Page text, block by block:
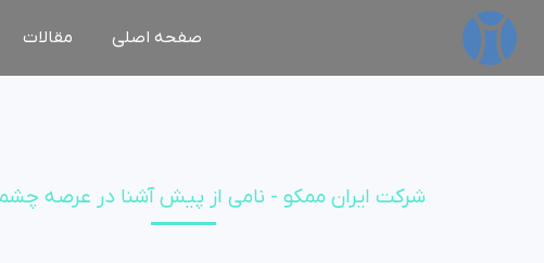
صفحه اصلی مقالات
شرکت ایران ممکو - نامی از پیش آشنا در عرصه